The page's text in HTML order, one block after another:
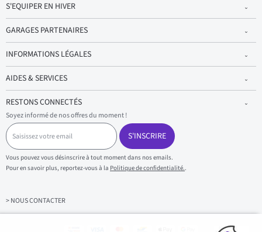
S'EQUIPER EN HIVER
GARAGES PARTENAIRES
INFORMATIONS LÉGALES
AIDES & SERVICES
RESTONS CONNECTÉS
Soyez informé de nos offres du moment !
S
a
i
s
i
s
z
v
S'INSCRIRE
Vous pouvez vous désinscrire à tout moment dans nos emails.
Pour en savoir plus, reportez-vous à la Politique de confidentialité..
> NOUS CONTACTER